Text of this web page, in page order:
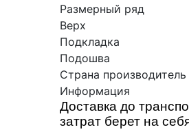
Размерный ряд
Верх
Подкладка
Подошва
Страна производитель
Информация
Доставка до
затрат берет на